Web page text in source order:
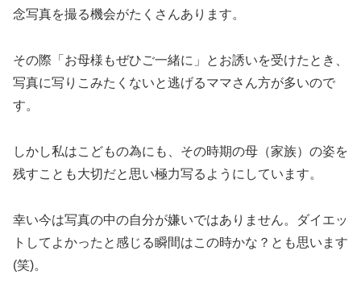
念写真を撮る機会がたくさんあります。
その際「お母様もぜひご一緒に」とお誘いを受けたとき、
写真に写りこみたくないと逃げるママさん方が多いので
す。
しかし私はこどもの為にも、その時期の母（家族）の姿を
残すことも大切だと思い極力写るようにしています。
幸い今は写真の中の自分が嫌いではありません。ダイエッ
トしてよかったと感じる瞬間はこの時かな？とも思います
(笑)。